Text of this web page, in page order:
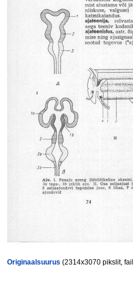
Originaalsuurus (2314x3070 pikslit,